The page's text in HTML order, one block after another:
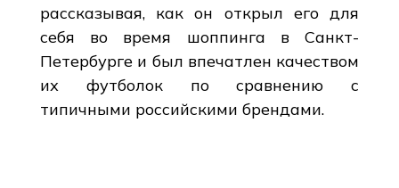
рассказывая, как он открыл его для
себя во время шоппинга в Санкт-
Петербурге и был впечатлен качеством
их футболок по сравнению с
типичными российскими брендами.